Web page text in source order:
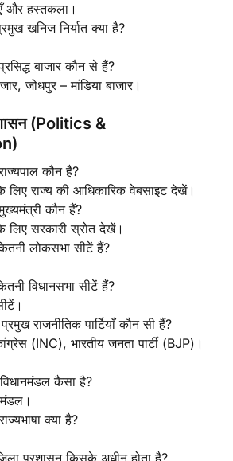
और हस्तकला।
खनिज निर्यात क्या है?
बाजार कौन से हैं?
जोधपुर – मांडिया बाजार।
(Politics &
कौन है?
लिए राज्य की आधिकारिक वेबसाइट देखें।
कौन हैं?
लिए सरकारी स्रोत देखें।
लोकसभा सीटें हैं?
विधानसभा सीटें हैं?
राजनीतिक पार्टियाँ कौन सी हैं?
(INC), भारतीय जनता पार्टी (BJP)।
कैसा है?
क्या है?